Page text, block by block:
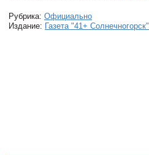
Рубрика: Официально
Издание: Газета "41+ Солнечногорск"